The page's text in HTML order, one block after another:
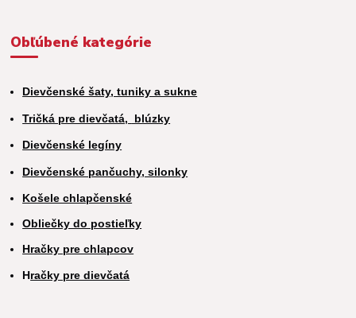
Obľúbené kategórie
Dievčenské šaty, tuniky a sukne
Tričká pre dievčatá, blúzky
Dievčenské legíny
Dievčenské pančuchy, silonky
Košele chlapčenské
Obliečky do postieľky
Hračky pre chlapcov
Hračky pre dievčatá